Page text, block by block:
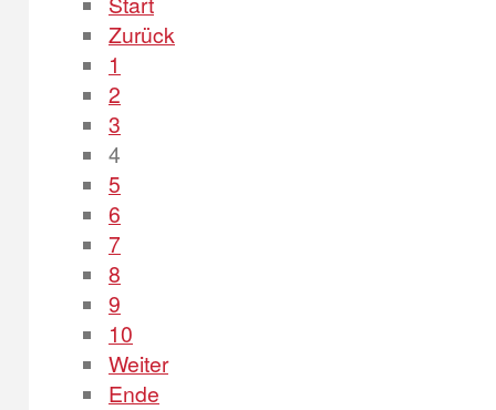
Zurück
1
2
3
4
5
6
7
8
9
10
Weiter
Ende